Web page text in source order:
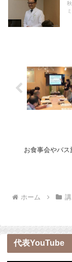
お食事会やバス
ホーム
代表YouTube